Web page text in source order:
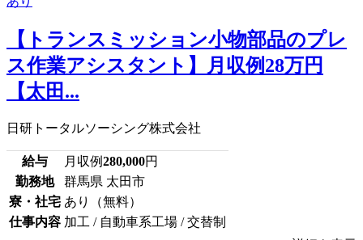
【トランスミッション小物部品のプレ
ス作業アシスタント】月収例28万円
【太田...
日研トータルソーシング株式会社
給与 月収例280,000円
勤務地
群馬県 太田市
寮・社宅 あり（無料）
仕事内容 加工 / 自動車系工場 / 交替制